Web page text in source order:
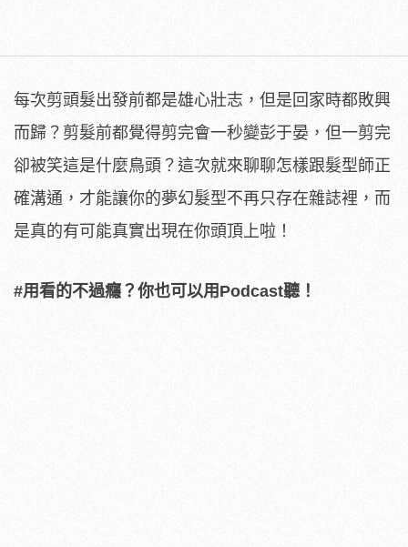
每次剪頭髮出發前都是雄心壯志，但是回家時都敗興
而歸？剪髮前都覺得剪完會一秒變彭于晏，但一剪完
卻被笑這是什麼鳥頭？這次就來聊聊怎樣跟髮型師正
確溝通，才能讓你的夢幻髮型不再只存在雜誌裡，而
是真的有可能真實出現在你頭頂上啦！
#用看的不過癮？你也可以用Podcast聽！